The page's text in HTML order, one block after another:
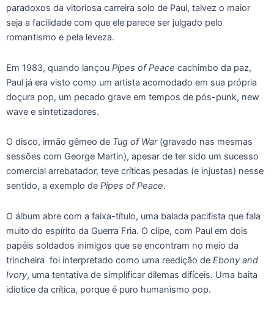
paradoxos da vitoriosa carreira solo de Paul, talvez o maior
seja a facilidade com que ele parece ser julgado pelo
romantismo e pela leveza.
Em 1983, quando lançou Pipes of Peace cachimbo da paz,
Paul já era visto como um artista acomodado em sua própria
doçura pop, um pecado grave em tempos de pós-punk, new
wave e sintetizadores.
O disco, irmão gêmeo de Tug of War(gravado nas mesmas
sessões com George Martin), apesar de ter sido um sucesso
comercial arrebatador, teve críticas pesadas (e injustas) nesse
sentido, a exemplo de Pipes of Peace.
O álbum abre com a faixa-título, uma balada pacifista que fala
muito do espírito da Guerra Fria. O clipe, com Paul em dois
papéis soldados inimigos que se encontram no meio da
trincheira foi interpretado como uma reedição de Ebony and
Ivory, uma tentativa de simplificar dilemas difíceis. Uma baita
idiotice da crítica, porque é puro humanismo pop.